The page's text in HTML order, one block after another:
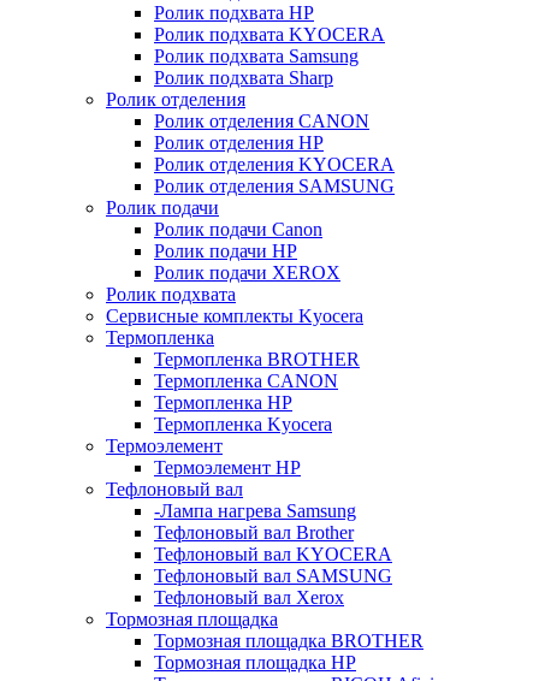
Ролик подхвата HP
Ролик подхвата KYOCERA
Ролик подхвата Samsung
Ролик подхвата Sharp
Ролик отделения
Ролик отделения CANON
Ролик отделения HP
Ролик отделения KYOCERA
Ролик отделения SAMSUNG
Ролик подачи
Ролик подачи Canon
Ролик подачи HP
Ролик подачи XEROX
Ролик подхвата
Сервисные комплекты Kyocera
Термопленка
Термопленка BROTHER
Термопленка CANON
Термопленка HP
Термопленка Kyocera
Термоэлемент
Термоэлемент НР
Тефлоновый вал
-Лампа нагрева Samsung
Тефлоновый вал Brother
Тефлоновый вал KYOCERA
Тефлоновый вал SAMSUNG
Тефлоновый вал Xerox
Тормозная площадка
Тормозная площадка BROTHER
Тормозная площадка HP